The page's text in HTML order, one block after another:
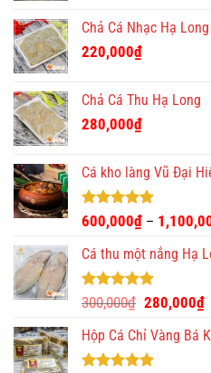
390,000₫. là:
Chả Cá Nhạc Hạ Long
220,000₫
Chả Cá Thu Hạ Long
280,000₫
Cá kho làng Vũ Đại
Được xếp
hạng
4.93
5 sao
600,000₫ –
Cá thu một nắng Hạ
Được xếp
hạng
5.00
5 sao
300,000₫ Giá
là:
300,000₫.
280,000₫
Hộp Cá Chỉ Vàng Bá